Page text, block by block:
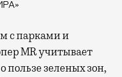
с парками и
MR учитывает
пользе зеленых зон,